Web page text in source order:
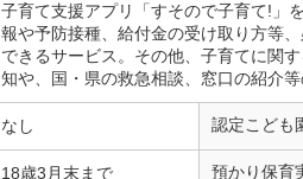
子育て支援アプリ「すそので子育て!」
報や予防接種、給付金の受け取り方等
できるサービス。その他、子育てに関
知や、国・県の救急相談、窓口の紹介
なし 認定こども
18歳3月末まで
預かり保育